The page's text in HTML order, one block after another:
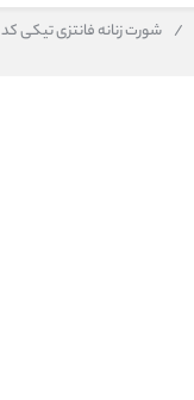
/ شورت زنانه فانتزی تیکی کد T195